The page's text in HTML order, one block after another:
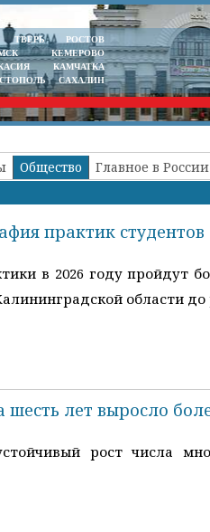
ТВЕРЬ
РОСТОВ
КЕМЕРОВО
КАМЧАТКА
САХАЛИН
Общество Главное в России
практик
в 2026 году пройдут
области до
лет выросло
рост числа